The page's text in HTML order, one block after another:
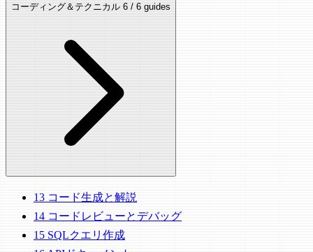
コーディング＆テクニカル 6 / 6 guides
13 コード生成と解説
14 コードレビューとデバッグ
15 SQLクエリ作成